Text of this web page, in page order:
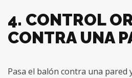
4. CONTROL
CONTRA UNA
Pasa el balón contra una